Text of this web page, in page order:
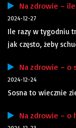
Na zdrowie –
2024-12-27
Ile razy w tygodniu
jak często, żeby
Na zdrowie – o
2024-12-24
Sosna to wiecznie
Na zdrowie – o